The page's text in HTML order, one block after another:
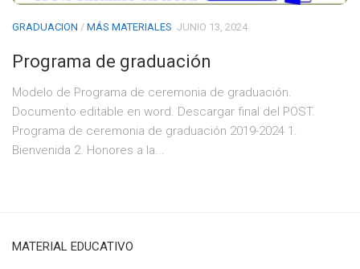
GRADUACION / MÁS MATERIALES JUNIO 13, 2024
Programa de graduación
Modelo de Programa de ceremonia de graduación.
Documento editable en word. Descargar final del POST.
Programa de ceremonia de graduación 2019-2024 1.
Bienvenida 2. Honores a la...
MATERIAL EDUCATIVO